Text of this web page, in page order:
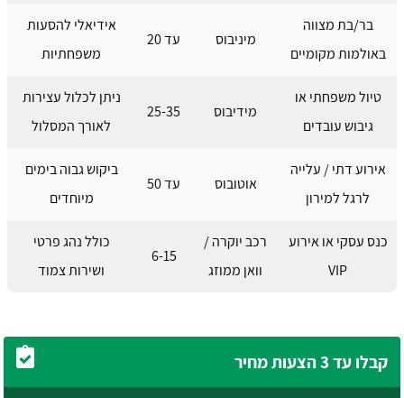
בר/בת מצווה
באולמות מקומיים
מיניבוס עד 20
אידיאלי להסעות
משפחתיות
טיול משפחתי או
גיבוש עובדים
מידיבוס 25-35
ניתן לכלול עצירות
לאורך המסלול
אירוע דתי / עלייה
לרגל למירון
אוטובוס עד 50
ביקוש גבוה בימים
מיוחדים
כנס עסקי או אירוע
VIP
רכב יוקרה /
וואן ממוזג
6-15
כולל נהג פרטי
ושירות צמוד
קבלו עד 3 הצעות מחיר